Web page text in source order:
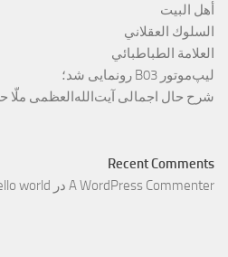
أهل البيت
السلوك العقلاني
العلامة الطباطبائي
لیپ‌موتور B03 رونمایی شد؛
شرح حال اجمالی آیت‌الله‌العظمی ملّا
Recent Comments
A WordPress Commenter در world!